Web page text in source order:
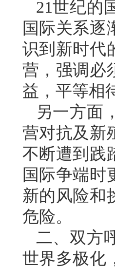
21世纪的
国际关系逐
识到新时代
营，强调必
益，平等相
另一方面
营对抗及新
不断遭到践
国际争端时
新的风险和
危险。
二、双方
世界多极化